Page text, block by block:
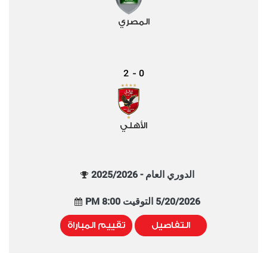
المصري
0
-
2
الأهلي
الدوري العام - 2025/2026
5/20/2026 التوقيت 8:00 PM
التفاصيل تقييم المباراة